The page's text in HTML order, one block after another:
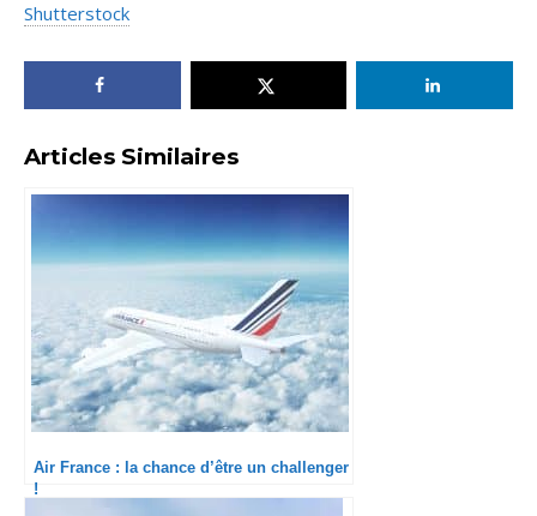
Shutterstock
Articles Similaires
Air France : la chance d’être un challenger
!